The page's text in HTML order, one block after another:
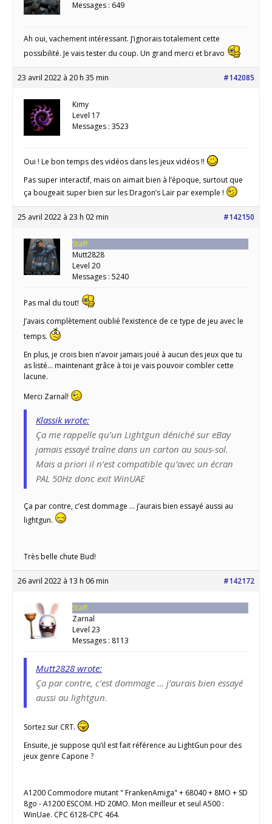
Messages : 649
Ah oui, vachement intéressant. J’ignorais totalement cette
possibilité. Je vais tester du coup. Un grand merci et bravo
23 avril 2022 à 20 h 35 min #142085
Kimy
Level 17
Messages : 3523
Oui ! Le bon temps des vidéos dans les jeux vidéos !!
Pas super interactif, mais on aimait bien à l’époque, surtout que
ça bougeait super bien sur les Dragon’s Lair par exemple !
25 avril 2022 à 23 h 02 min #142150
Staff
Mutt2828
Level 20
Messages : 5240
Pas mal du tout!
J’avais complètement oublié l’existence de ce type de jeu avec le
temps.
En plus, je crois bien n’avoir jamais joué à aucun des jeux que tu
as listé… maintenant grâce à toi je vais pouvoir combler cette
lacune.
Merci Zarnal!
Klassik wrote:
Ça me rappelle qu’un Lightgun déniché sur eBay
jamais essayé traîne dans un carton au sous-sol.
Mais a priori il n’est compatible qu’avec un écran
PAL 50Hz donc exit WinUAE
Ça par contre, c’est dommage … j’aurais bien essayé aussi au
lightgun.
Très belle chute Bud!
26 avril 2022 à 13 h 06 min #142172
Staff
Zarnal
Level 23
Messages : 8113
Mutt2828 wrote:
Ça par contre, c’est dommage … j’aurais bien essayé
aussi au lightgun.
Sortez sur CRT.
Ensuite, je suppose qu’il est fait référence au LightGun pour des
jeux genre Capone ?
A1200 Commodore mutant " FrankenAmiga" + 68040 + 8MO + SD
8go - A1200 ESCOM. HD 20MO. Mon meilleur et seul A500 :
WinUae. CPC 6128-CPC 464.